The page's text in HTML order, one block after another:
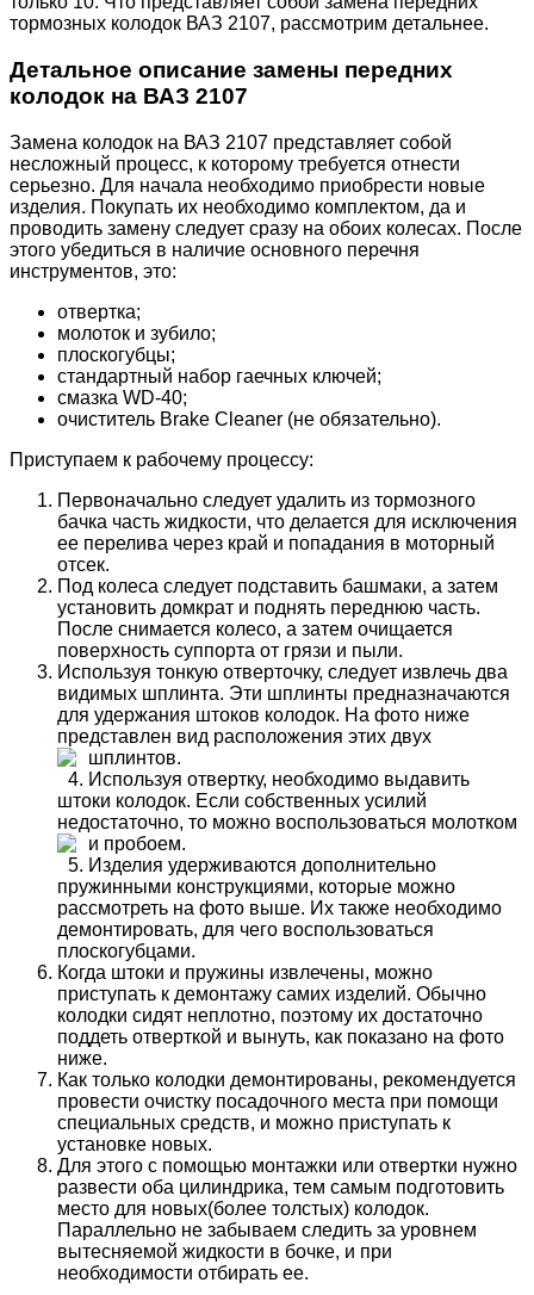
тормозных колодок ВАЗ 2107, рассмотрим детальнее.
Детальное описание замены передних
колодок на ВАЗ 2107
Замена колодок на ВАЗ 2107 представляет собой
несложный процесс, к которому требуется отнести
серьезно. Для начала необходимо приобрести новые
изделия. Покупать их необходимо комплектом, да и
проводить замену следует сразу на обоих колесах. После
этого убедиться в наличие основного перечня
инструментов, это:
отвертка;
молоток и зубило;
плоскогубцы;
стандартный набор гаечных ключей;
смазка WD-40;
очиститель Brake Cleaner (не обязательно).
Приступаем к рабочему процессу:
Первоначально следует удалить из тормозного
бачка часть жидкости, что делается для исключения
ее перелива через край и попадания в моторный
отсек.
Под колеса следует подставить башмаки, а затем
установить домкрат и поднять переднюю часть.
После снимается колесо, а затем очищается
поверхность суппорта от грязи и пыли.
Используя тонкую отверточку, следует извлечь два
видимых шплинта. Эти шплинты предназначаются
для удержания штоков колодок. На фото ниже
представлен вид расположения этих двух
шплинтов.
Используя отвертку, необходимо выдавить
штоки колодок. Если собственных усилий
недостаточно, то можно воспользоваться молотком
и пробоем.
Изделия удерживаются дополнительно
пружинными конструкциями, которые можно
рассмотреть на фото выше. Их также необходимо
демонтировать, для чего воспользоваться
плоскогубцами.
Когда штоки и пружины извлечены, можно
приступать к демонтажу самих изделий. Обычно
колодки сидят неплотно, поэтому их достаточно
поддеть отверткой и вынуть, как показано на фото
ниже.
Как только колодки демонтированы, рекомендуется
провести очистку посадочного места при помощи
специальных средств, и можно приступать к
установке новых.
Для этого с помощью монтажки или отвертки нужно
развести оба цилиндрика, тем самым подготовить
место для новых(более толстых) колодок.
Параллельно не забываем следить за уровнем
вытесняемой жидкости в бочке, и при
необходимости отбирать ее.